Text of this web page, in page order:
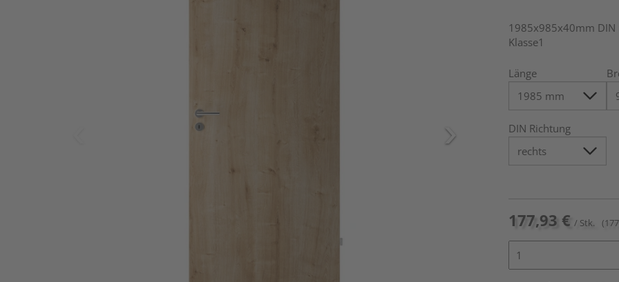
1985x985x40mm DIN
Klasse1
Länge
DIN Richtung
177,93 € / Stk.